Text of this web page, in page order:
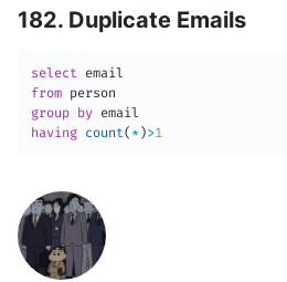
182. Duplicate Emails
select
from
group
by
having count( * )>1